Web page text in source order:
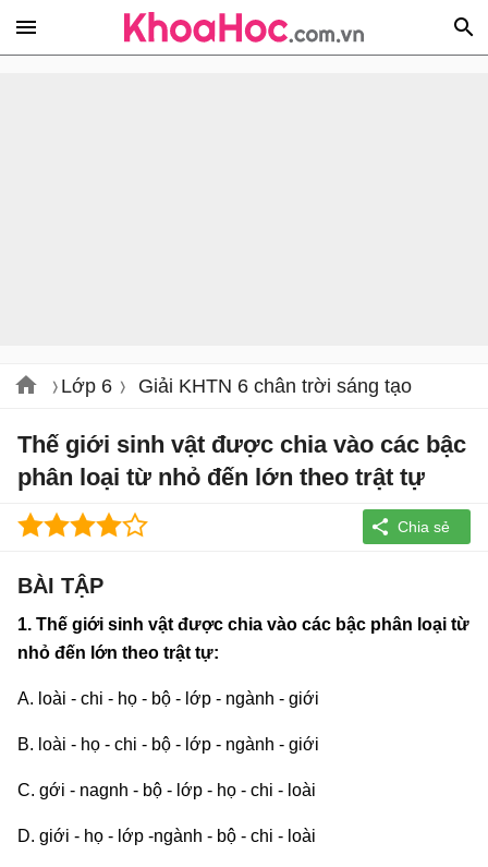
Lớp 6 Giải KHTN 6 chân trời sáng tạo
Thế giới sinh vật được chia vào các bậc
phân loại từ nhỏ đến lớn theo trật tự
BÀI TẬP
1. Thế giới sinh vật được chia vào các bậc phân loại từ
nhỏ đến lớn theo trật tự:
A. loài - chi - họ - bộ - lớp - ngành - giới
B. loài - họ - chi - bộ - lớp - ngành - giới
C. gới - nagnh - bộ - lớp - họ - chi - loài
D. giới - họ - lớp -ngành - bộ - chi - loài